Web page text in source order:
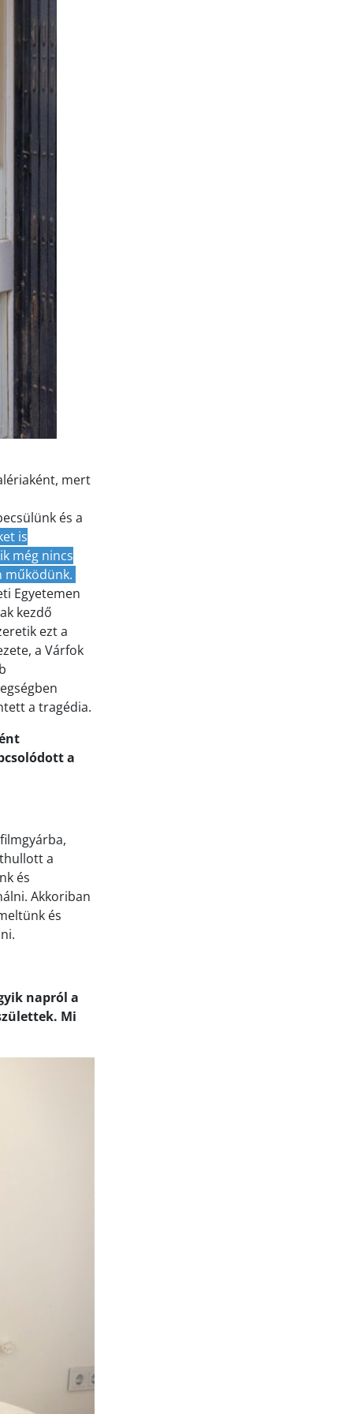
mert
és a
is
még nincs
működünk.
Egyetemen
kezdő
ezt a
a Várfok
a tragédia.
a
a
és
Akkoriban
és
napról a
Mi